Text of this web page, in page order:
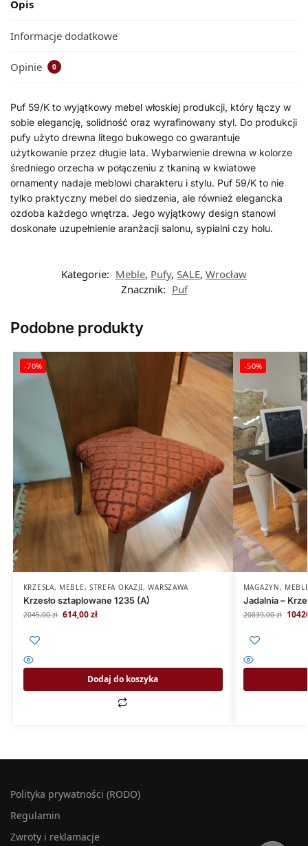
Opis
Informacje dodatkowe
Opinie 0
Puf 59/K to wyjątkowy mebel włoskiej produkcji, który łączy w
sobie elegancję, solidność oraz wyrafinowany styl. Do produkcji
pufy użyto drewna litego bukowego co gwarantuje
użytkowanie przez długie lata. Wybarwienie drewna w kolorze
średniego orzecha w połączeniu z tkaniną w kwiatowe
ornamenty nadaje meblowi charakteru i stylu. Puf 59/K to nie
tylko praktyczny mebel do siedzenia, ale również elegancka
ozdoba każdego wnętrza. Jego wyjątkowy design stanowi
doskonałe uzupełnienie aranżacji salonu, sypialni czy holu.
Kategorie: Meble, Pufy, SALE, Wrocław
Znacznik: Puf
Podobne produkty
-70%
KRZESŁA, MEBLE, STREFA OKAZJI,WARSZAWA
Krzesło sztaplowane 1235 (A)
2045,00zł 614,00zł
Dodaj do koszyka
-50%
MAGAZYN,
Jadalnia –
20839,00zł
Polityka prywatności (RODO)
Regulamin
Zwroty i reklamacje